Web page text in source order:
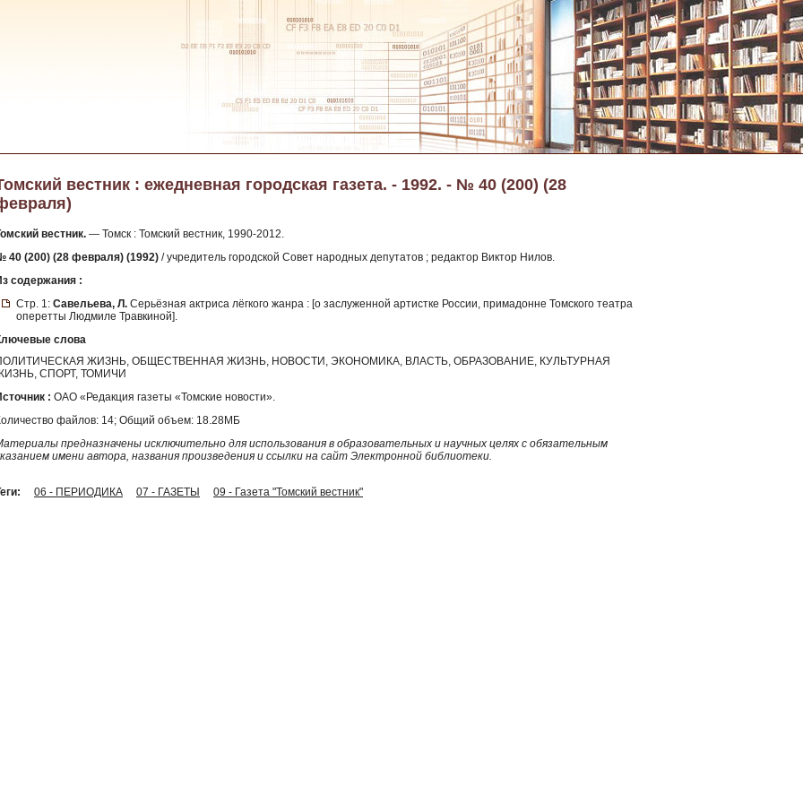
вестник : ежедневная городская газета. - 1992. - № 40 (200) (28
вестник. — Томск : Томский вестник, 1990-2012.
40 (200) (28 февраля) (1992) / учредитель городской Совет народных депутатов ; редактор Виктор Нилов.
содержания :
Стр. 1: Савельева, Л. Серьёзная актриса лёгкого жанра : [о заслуженной артистке России, примадонне Томского театра
оперетты Людмиле Травкиной].
слова
ЖИЗНЬ, ОБЩЕСТВЕННАЯ ЖИЗНЬ, НОВОСТИ, ЭКОНОМИКА, ВЛАСТЬ, ОБРАЗОВАНИЕ, КУЛЬТУРНАЯ
СПОРТ, ТОМИЧИ
: ОАО «Редакция газеты «Томские новости».
файлов: 14; Общий объем: 18.28МБ
предназначены исключительно для использования в образовательных и научных целях с обязательным
имени автора, названия произведения и ссылки на сайт Электронной библиотеки.
06 - ПЕРИОДИКА 07 - ГАЗЕТЫ 09 - Газета "Томский вестник"